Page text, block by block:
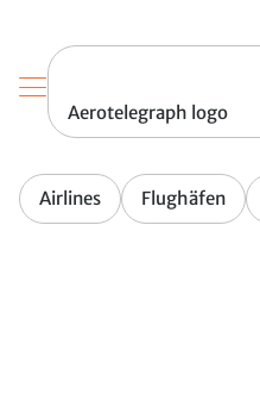
Aerotelegraph logo
Airlines Flughäfen